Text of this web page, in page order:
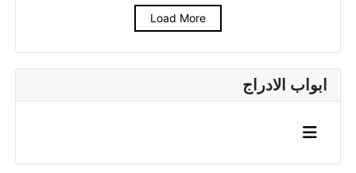
ابواب الادراج
Load More